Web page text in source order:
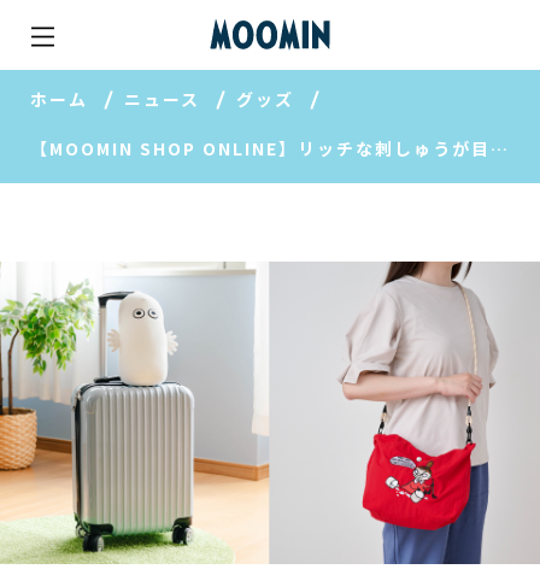
ホーム ニュース グッズ
【MOOMIN SHOP ONLINE】リッチな刺しゅうが目を引くエンブロイバッグやMOOMIN ARABIA 果汁入りゼリーアソート缶など新商品をご紹介♪